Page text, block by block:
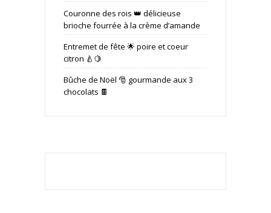
Couronne des rois 👑 délicieuse
brioche fourrée à la crème d’amande
Entremet de fête 🌟 poire et coeur
citron 🍐🍋
Bûche de Noël 🎅 gourmande aux 3
chocolats 🍫